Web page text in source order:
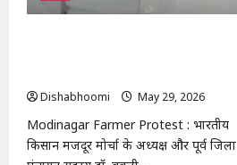
Dishabhoomi
May 29, 2026
Modinagar Farmer Protest : भारतीय
किसान मजदूर मोर्चा के अध्यक्ष और पूर्व जिला